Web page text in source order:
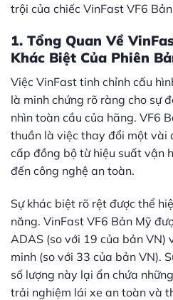
trội của chiếc VinFast VF6
1. Tổng Quan Về
Khác Biệt Của Phiên
Việc VinFast tinh chỉnh cấu
là minh chứng rõ ràng cho sự
nhìn toàn cầu của hãng. VF6
thuần là việc thay đổi một vài
cấp đồng bộ từ hiệu suất vận
đến công nghệ an toàn.
Sự khác biệt rõ rệt được thể
năng. VinFast VF6 Bản Mỹ
ADAS (so với 19 của bản VN)
minh (so với 33 của bản VN).
số lượng này lại ẩn chứa
trải nghiệm lái xe an toàn và